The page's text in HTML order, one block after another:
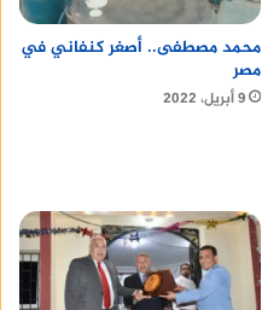
محمد مصطفى.. أصغر كنفاني في
مصر
9 أبريل، 2022